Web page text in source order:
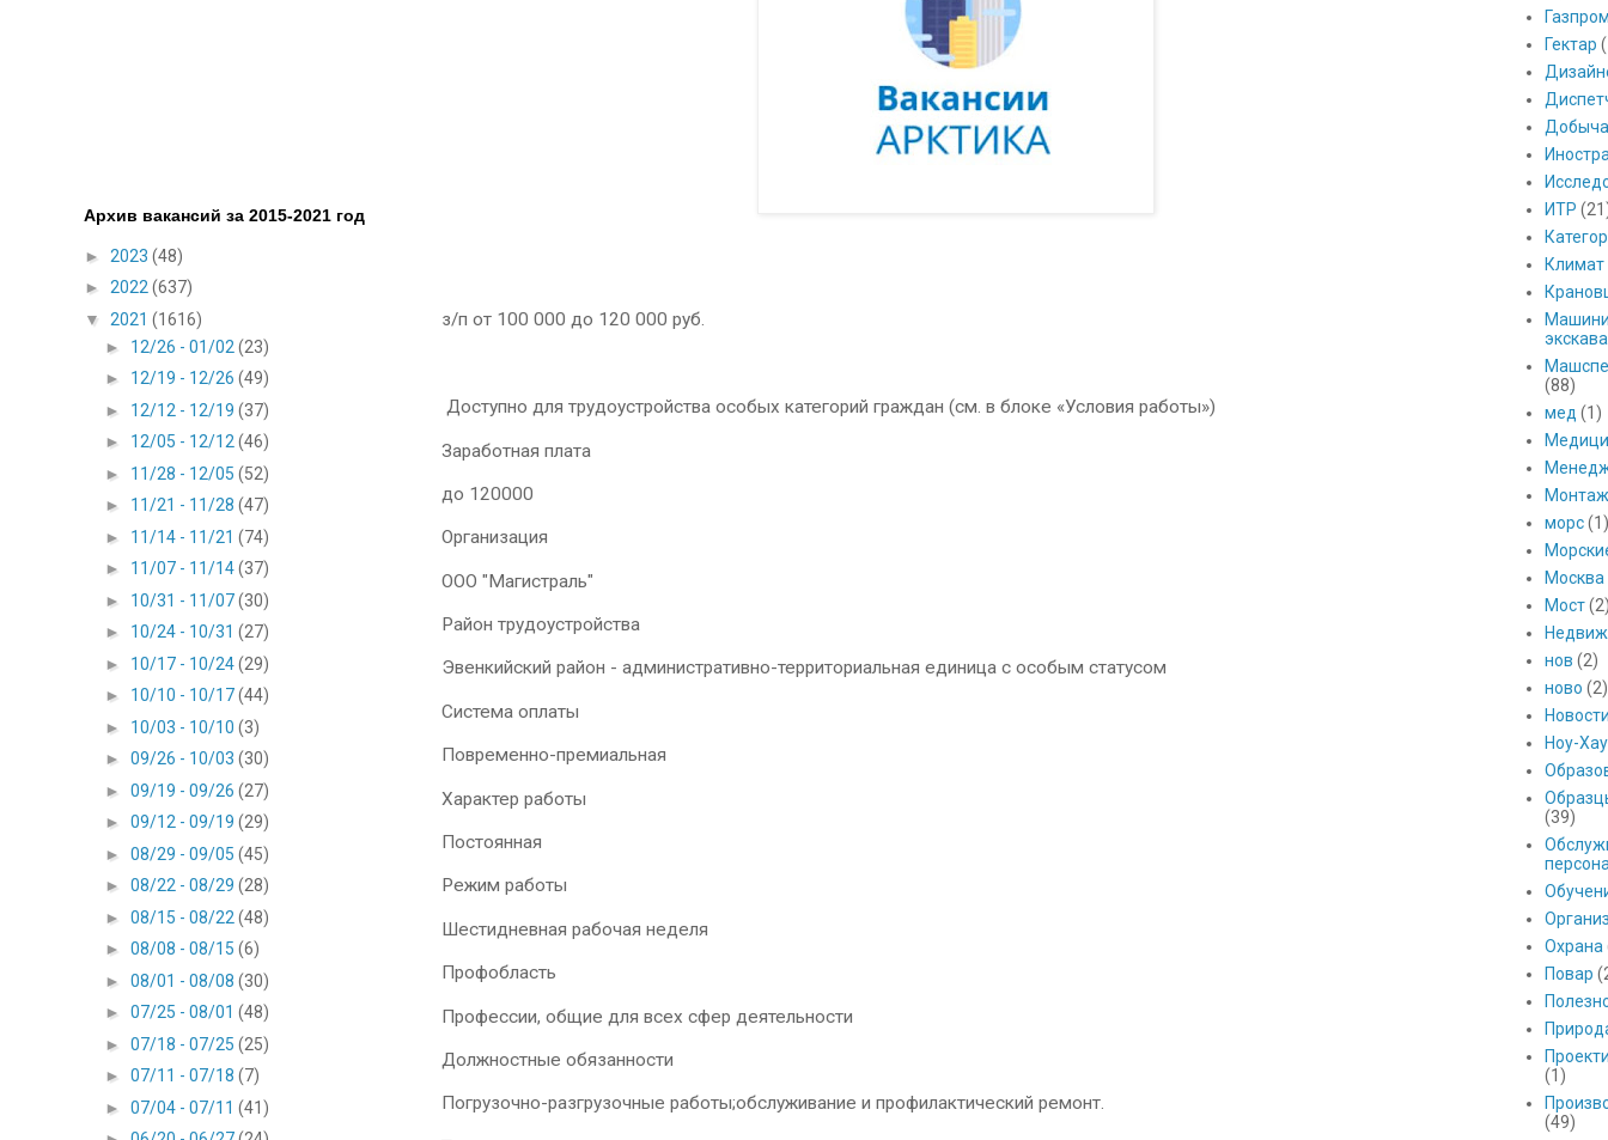
з/п от 100 000 до 120 000 руб.
Доступно для трудоустройства особых категорий граждан (см. в блоке «Условия работы»)
Заработная плата
до 120000
Организация
ООО "Магистраль"
Район трудоустройства
Эвенкийский район - административно-территориальная единица с особым статусом
Система оплаты
Повременно-премиальная
Характер работы
Постоянная
Режим работы
Шестидневная рабочая неделя
Профобласть
Профессии, общие для всех сфер деятельности
Должностные обязанности
Погрузочно-разгрузочные работы;обслуживание и профилактический ремонт.
Архив вакансий за 2015-2021 год
► 2023 (48)
► 2022 (637)
▼ 2021 (1616)
► 12/26 - 01/02 (23)
► 12/19 - 12/26 (49)
► 12/12 - 12/19 (37)
► 12/05 - 12/12 (46)
► 11/28 - 12/05 (52)
► 11/21 - 11/28 (47)
► 11/14 - 11/21 (74)
► 11/07 - 11/14(37)
► 10/31 - 11/07(30)
► 10/24 - 10/31 (27)
► 10/17 - 10/24(29)
► 10/10 - 10/17(44)
► 10/03 - 10/10 (3)
► 09/26 - 10/03 (30)
► 09/19 - 09/26 (27)
► 09/12 - 09/19 (29)
► 08/29 - 09/05 (45)
► 08/22 - 08/29 (28)
► 08/15 - 08/22 (48)
► 08/08 - 08/15 (6)
► 08/01 - 08/08 (30)
► 07/25 - 08/01 (48)
► 07/18 - 07/25 (25)
► 07/11 - 07/18 (7)
► 07/04 - 07/11 (41)
Гектар
Добыча
ИТР
Климат
(88)
мед (1)
морс (1)
Москва
Мост
нов (2)
ново (2)
Ноу-Хау
(39)
Охрана
Повар
(1)
(49)